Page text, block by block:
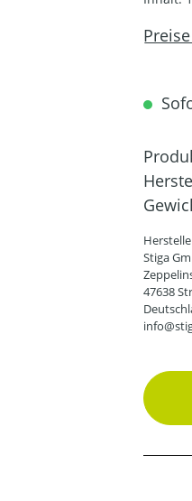
Stiga
47638